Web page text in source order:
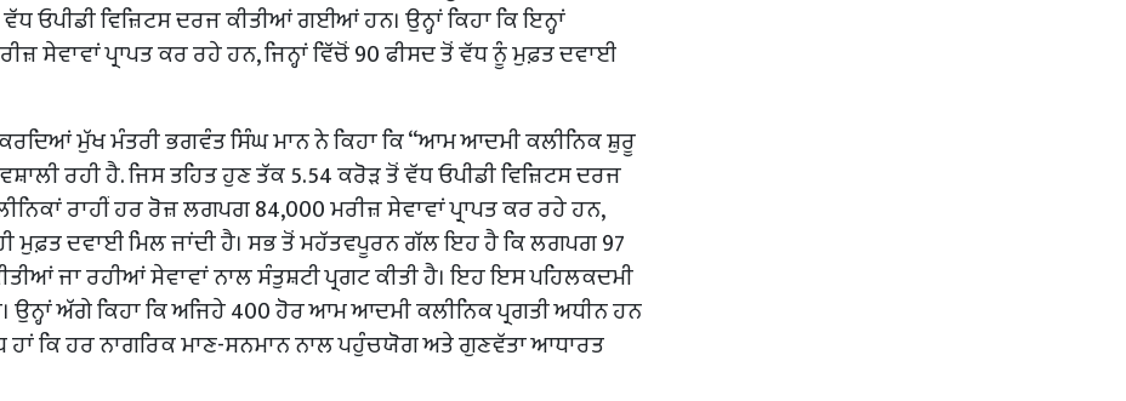
ਓਪੀਡੀ ਵਿਜ਼ਿਟਸ ਦਰਜ ਕੀਤੀਆਂ ਗਈਆਂ ਹਨ। ਉਨ੍ਹਾਂ ਕਿਹਾ ਕਿ ਇਨ੍ਹਾਂ
ਸੇਵਾਵਾਂ ਪ੍ਰਾਪਤ ਕਰ ਰਹੇ ਹਨ, ਜਿਨ੍ਹਾਂ ਵਿੱਚੋਂ 90 ਫੀਸਦ ਤੋਂ ਵੱਧ ਨੂੰ ਮੁਫ਼ਤ ਦਵਾਈ
ਮੁੱਖ ਮੰਤਰੀ ਭਗਵੰਤ ਸਿੰਘ ਮਾਨ ਨੇ ਕਿਹਾ ਕਿ “ਆਮ ਆਦਮੀ ਕਲੀਨਿਕ ਸ਼ੁਰੂ
ਰਹੀ ਹੈ. ਜਿਸ ਤਹਿਤ ਹੁਣ ਤੱਕ 5.54 ਕਰੋੜ ਤੋਂ ਵੱਧ ਓਪੀਡੀ ਵਿਜ਼ਿਟਸ ਦਰਜ
ਰਾਹੀਂ ਹਰ ਰੋਜ਼ ਲਗਪਗ 84,000 ਮਰੀਜ਼ ਸੇਵਾਵਾਂ ਪ੍ਰਾਪਤ ਕਰ ਰਹੇ ਹਨ,
ਹੀ ਮੁਫ਼ਤ ਦਵਾਈ ਮਿਲ ਜਾਂਦੀ ਹੈ। ਸਭ ਤੋਂ ਮਹੱਤਵਪੂਰਨ ਗੱਲ ਇਹ ਹੈ ਕਿ ਲਗਪਗ 97
ਜਾ ਰਹੀਆਂ ਸੇਵਾਵਾਂ ਨਾਲ ਸੰਤੁਸ਼ਟੀ ਪ੍ਰਗਟ ਕੀਤੀ ਹੈ। ਇਹ ਇਸ ਪਹਿਲਕਦਮੀ
ਉਨ੍ਹਾਂ ਅੱਗੇ ਕਿਹਾ ਕਿ ਅਜਿਹੇ 400 ਹੋਰ ਆਮ ਆਦਮੀ ਕਲੀਨਿਕ ਪ੍ਰਗਤੀ ਅਧੀਨ ਹਨ
ਕਿ ਹਰ ਨਾਗਰਿਕ ਮਾਣ-ਸਨਮਾਨ ਨਾਲ ਪਹੁੰਚਯੋਗ ਅਤੇ ਗੁਣਵੱਤਾ ਆਧਾਰਤ